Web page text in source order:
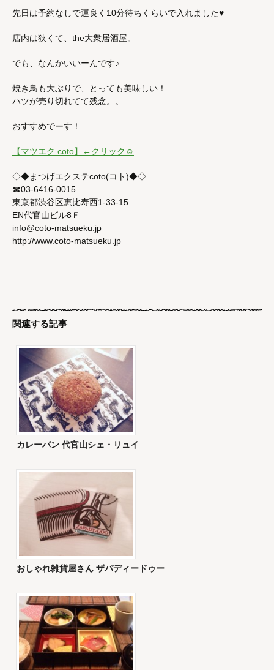
先日は予約なしで運良く10分待ちくらいで入れました♥︎
店内は狭くて、the大衆居酒屋。
でも、なんかいいーんです♪
焼き鳥も大ぶりで、とっても美味しい！
ハツが売り切れてて残念。。
おすすめでーす！
【マツエク coto】←クリック☺︎
◇◆まつげエクステcoto(コト)◆◇
☎︎03-6416-0015
東京都渋谷区恵比寿西1-33-15
EN代官山ビル8Ｆ
info@coto-matsueku.jp
http://www.coto-matsueku.jp
関連する記事
カレーパン 代官山シェ・リュイ
おしゃれ雑貨屋さん ザパディードゥー